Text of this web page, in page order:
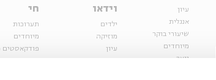
עיון
אנגלית
שיעורי בוקר
מיוחדים
נוער
וידאו
ילדים
מוזיקה
עיון
חי
תערוכות
מיוחדים
פודקאסטים